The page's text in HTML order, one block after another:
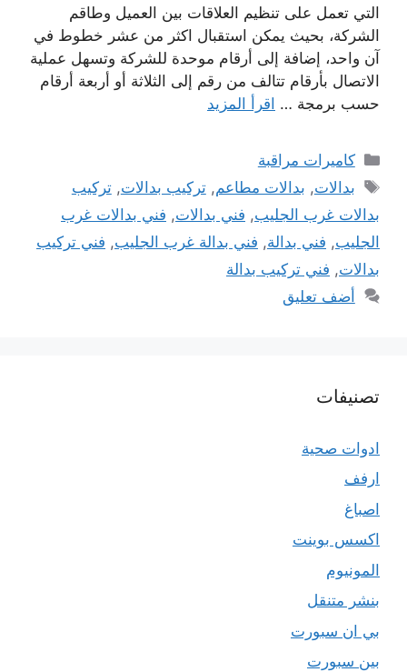
التي تعمل على تنظيم العلاقات بين العميل وطاقم
الشركة، بحيث يمكن استقبال اكثر من عشر خطوط في
آن واحد، إضافة إلى أرقام موحدة للشركة وتسهل عملية
الاتصال بأرقام تتالف من رقم إلى الثلاثة أو أربعة أرقام
حسب برمجة … اقرأ المزيد
التصنيفات
كاميرات مراقبة
الوسوم
بدالات, بدالات مطاعم,تركيب بدالات,تركيب
بدالات غرب الجليب, فني بدالات, فني بدالات غرب
الجليب, فني بدالة, فني بدالة غرب الجليب, فني تركيب
بدالات, فني تركيب بدالة
أضف تعليق
تصنيفات
ادوات صحية
ارفف
اصباغ
اكسس بوينت
المونيوم
بنشر متنقل
بي ان سبورت
بين سبورت